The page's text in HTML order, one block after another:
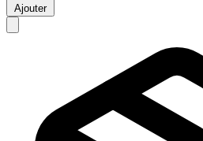
Ajouter